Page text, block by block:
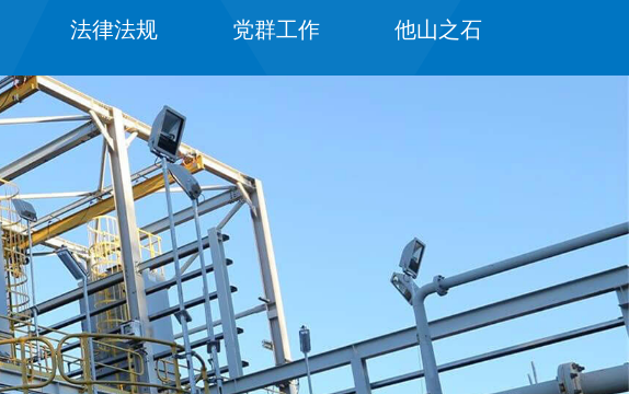
法律法规 党群工作 他山之石